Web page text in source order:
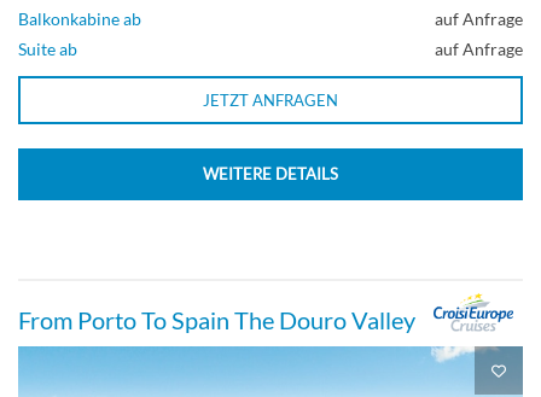
Balkonkabine ab
auf Anfrage
Suite ab
auf Anfrage
JETZT ANFRAGEN
WEITERE DETAILS
From Porto To Spain The Douro Valley